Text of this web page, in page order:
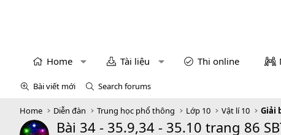
Home Tài liệu Thi online
Bài viết mới Search forums
Home Diễn đàn Trung học phổ thông Lớp 10 Vật lí 10 Giải
Bài 34 - 35.9,34 - 35.10 trang 86